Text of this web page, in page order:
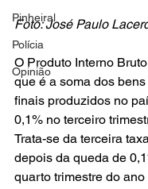
Pinheiral
Polícia
Opinião
Foto: José Paulo
O Produto Interno
que é a soma dos
finais produzidos no
0,1% no terceiro
Trata-se da terceira
depois da queda de
quarto trimestre do ano